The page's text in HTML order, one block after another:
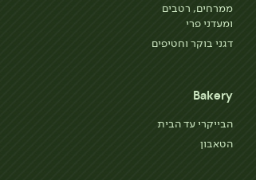
ממרחים, רטבים
ומעדני פרי
דגני בוקר וחטיפים
Bakery
הבייקרי עד הבית
הטאבון